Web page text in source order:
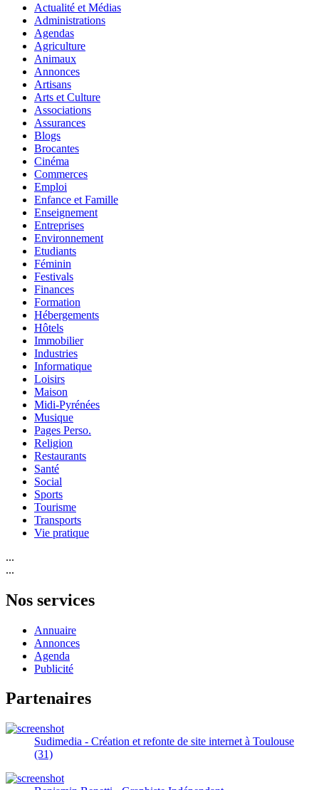
Actualité et Médias
Administrations
Agendas
Agriculture
Animaux
Annonces
Artisans
Arts et Culture
Associations
Assurances
Blogs
Brocantes
Cinéma
Commerces
Emploi
Enfance et Famille
Enseignement
Entreprises
Environnement
Etudiants
Féminin
Festivals
Finances
Formation
Hébergements
Hôtels
Immobilier
Industries
Informatique
Loisirs
Maison
Midi-Pyrénées
Musique
Pages Perso.
Religion
Restaurants
Santé
Social
Sports
Tourisme
Transports
Vie pratique
...
...
Nos services
Annuaire
Annonces
Agenda
Publicité
Partenaires
Sudimedia - Création et refonte de site internet à Toulouse
(31)